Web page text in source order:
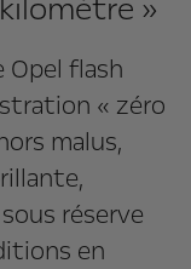
»
Opel flash
« zéro
malus,
réserve
en